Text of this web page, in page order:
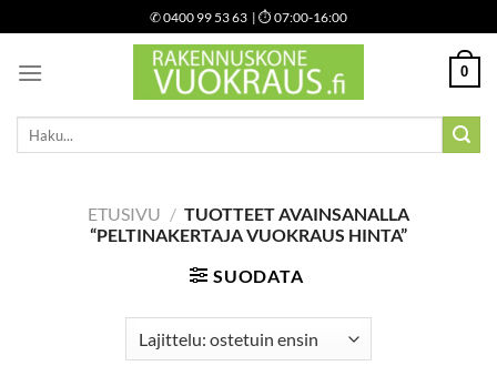
to
content
✆0400 99 53 63 | ⏱ 07:00-16:00
0
Etsi:
ETUSIVU / TUOTTEET AVAINSANALLA
“PELTINAKERTAJA VUOKRAUS HINTA”
SUODATA